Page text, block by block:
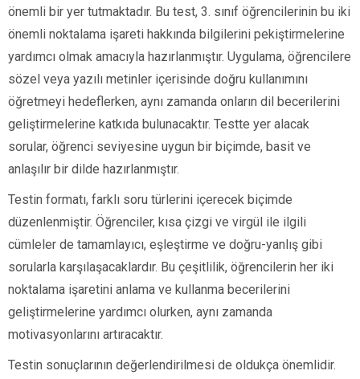
önemli bir yer tutmaktadır. Bu test, 3. sınıf öğrencilerinin bu iki
önemli noktalama işareti hakkında bilgilerini pekiştirmelerine
yardımcı olmak amacıyla hazırlanmıştır. Uygulama, öğrencilere
sözel veya yazılı metinler içerisinde doğru kullanımını
öğretmeyi hedeflerken, aynı zamanda onların dil becerilerini
geliştirmelerine katkıda bulunacaktır. Testte yer alacak
sorular, öğrenci seviyesine uygun bir biçimde, basit ve
anlaşılır bir dilde hazırlanmıştır.
Testin formatı, farklı soru türlerini içerecek biçimde
düzenlenmiştir. Öğrenciler, kısa çizgi ve virgül ile ilgili
cümleler de tamamlayıcı, eşleştirme ve doğru-yanlış gibi
sorularla karşılaşacaklardır. Bu çeşitlilik, öğrencilerin her iki
noktalama işaretini anlama ve kullanma becerilerini
geliştirmelerine yardımcı olurken, aynı zamanda
motivasyonlarını artıracaktır.
Testin sonuçlarının değerlendirilmesi de oldukça önemlidir.